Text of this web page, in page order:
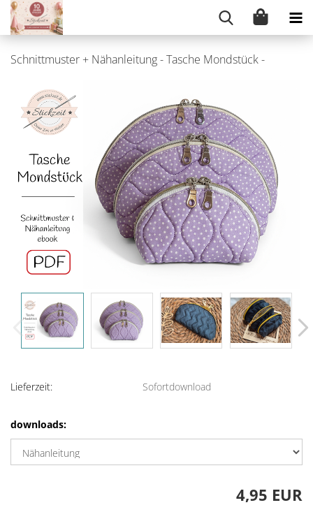
Schnittmuster + Nähanleitung - Tasche Mondstück -
Lieferzeit: Sofortdownload
downloads:
4,95 EUR